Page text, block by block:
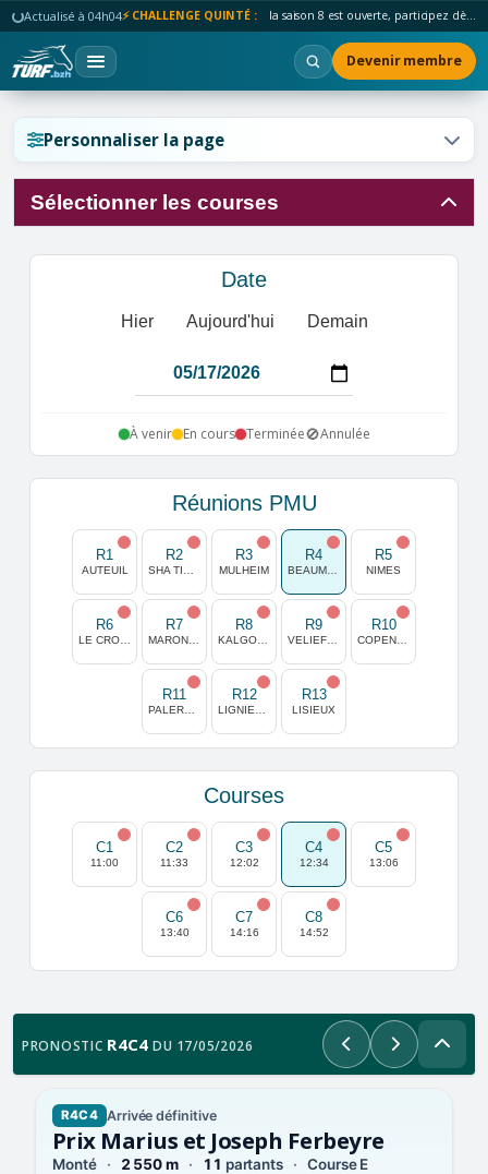
Actualisé à 04h04⚡ CHALLENGE QUINTÉ : la saison 8 est ouverte, participez dès maintenant !
Devenir membre
Personnaliser la page
Sélectionner les courses
Date
Hier Aujourd'hui Demain
À venir En cours Terminée🚫Annulée
Réunions PMU
R1
AUTEUIL
R2 R3
MULHEIM
R4 R5
NIMES
R6 R7 R8 R9 R10
R11 R12 R13
LISIEUX
Courses
C1
11:00
C2
11:33
C3
12:02
C4
12:34
C5
13:06
C6
13:40
C7
14:16
C8
14:52
PRONOSTIC R4C4 DU 17/05/2026 PrécédentSuivant
R4C4 Arrivée définitive
Prix Marius et Joseph Ferbeyre
Monté 2 550 m 11 partants Course E
Réinitialiser l'affichage ?
Réinitialiser